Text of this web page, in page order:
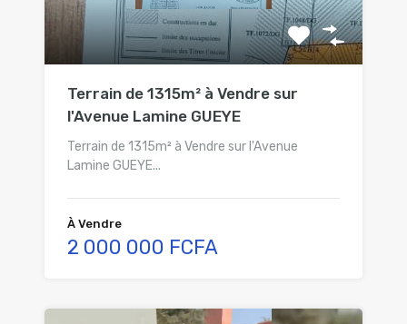
Terrain de 1315m² à Vendre sur
l'Avenue Lamine GUEYE
Terrain de 1315m² à Vendre sur l'Avenue
Lamine GUEYE...
À Vendre
2 000 000 FCFA